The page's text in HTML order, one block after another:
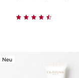
Neu